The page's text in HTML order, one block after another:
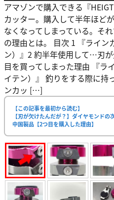
アマゾンで購入できる『
カッター。購入して半年ほど
なくなってしまっている。そ
の理由とは。 目次 1 『ライン
ン）』2 約半年使用して…刃
目を買ってしまった理由 『ラ
イテン）』 釣りをする際に持
ンカッ […]
【この記事を最初から読む】
【刃が欠けたんだが？】ダイヤモンド
中国製品【2つ目を購入した理由】